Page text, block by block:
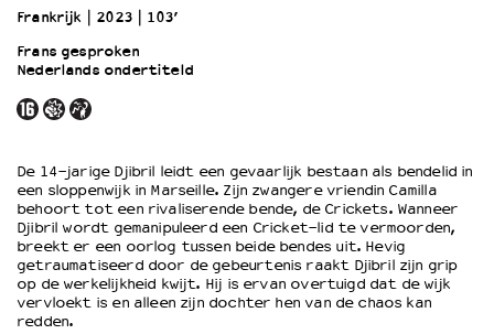
OVER LANTARENVENSTER
Werken bij
Word vriend
Historie
Partners
Huisregels
Privacyverklaring
Integriteits- en gedragscode
Duurzaamheid
Frankrijk
2023
103’
Frans gesproken
Nederlands ondertiteld
De 14-jarige Djibril leidt een gevaarlijk bestaan als bendelid in
een sloppenwijk in Marseille. Zijn zwangere vriendin Camilla
behoort tot een rivaliserende bende, de Crickets. Wanneer
Djibril wordt gemanipuleerd een Cricket-lid te vermoorden,
breekt er een oorlog tussen beide bendes uit. Hevig
getraumatiseerd door de gebeurtenis raakt Djibril zijn grip
op de werkelijkheid kwijt. Hij is ervan overtuigd dat de wijk
vervloekt is en alleen zijn dochter hen van de chaos kan
redden.